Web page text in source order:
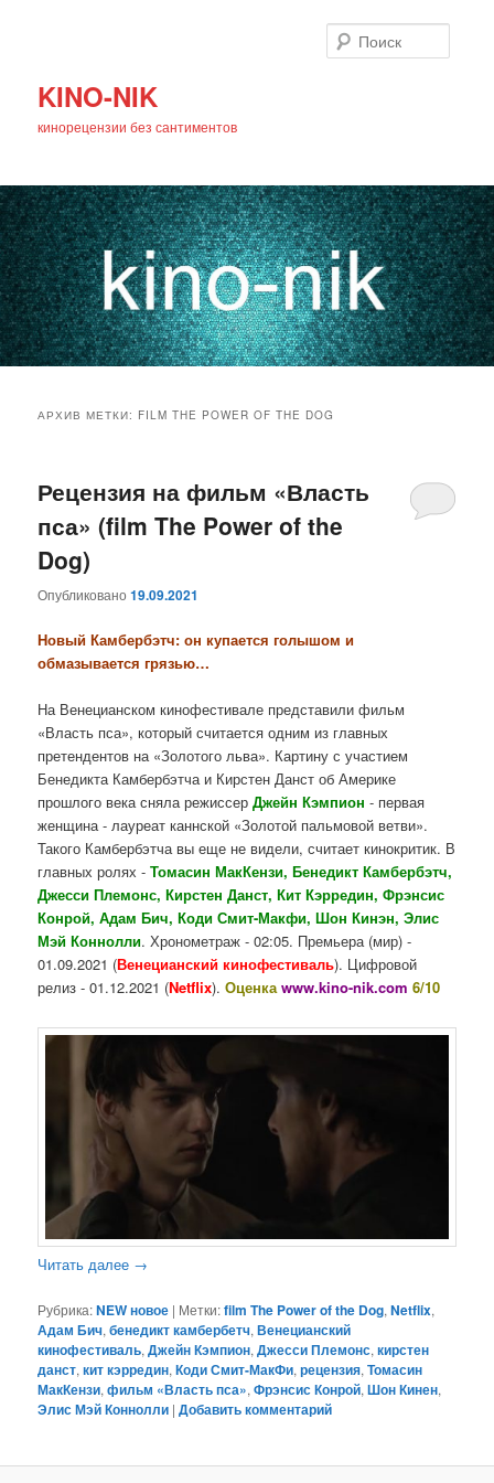
KINO-NIK
кинорецензии без сантиментов
основному
содержимому
дополнительному
содержимому
АРХИВ МЕТКИ: FILM THE POWER OF THE DOG
Рецензия на фильм «Власть
пса» (film The Power of the
Dog)
Опубликовано19.09.2021
Новый Камбербэтч: он купается голышом и
обмазывается грязью…
На Венецианском кинофестивале представили фильм
«Власть пса», который считается одним из главных
претендентов на «Золотого льва». Картину с участием
Бенедикта Камбербэтча и Кирстен Данст об Америке
прошлого века сняла режиссерДжейн Кэмпион - первая
женщина - лауреат каннской «Золотой пальмовой ветви».
Такого Камбербэтча вы еще не видели, считает кинокритик. В
главных ролях -Томасин МакКензи, Бенедикт Камбербэтч,
Джесси Племонс, Кирстен Данст, Кит Кэрредин, Фрэнсис
Конрой, Адам Бич, Коди Смит-Макфи, Шон Кинэн, Элис
Мэй Коннолли. Хронометраж - 02:05. Премьера (мир) -
01.09.2021 (Венецианский кинофестиваль). Цифровой
релиз - 01.12.2021 (Netflix).Оценкаwww.kino-nik.com 6/10
Читать далее →
Рубрика:NEW новое | Метки:film The Power of the Dog,Netflix,
Адам Бич,бенедикт камбербетч,Венецианский
кинофестиваль,Джейн Кэмпион,Джесси Племонс,кирстен
данст,кит кэрредин,Коди Смит-МакФи,рецензия,Томасин
МакКензи,фильм «Власть пса»,Фрэнсис Конрой,Шон Кинен,
Элис Мэй Коннолли |Добавить комментарий